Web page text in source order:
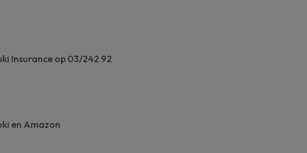
Insurance op 03/242 92
en Amazon